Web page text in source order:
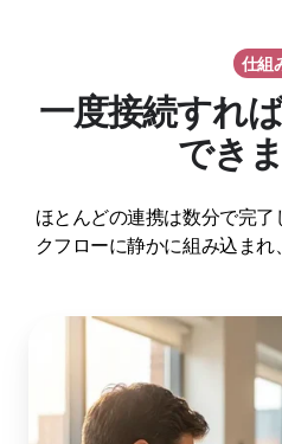
仕組
一度接続すれ
できま
ほとんどの連携は数分で完
クフローに静かに組み込まれ